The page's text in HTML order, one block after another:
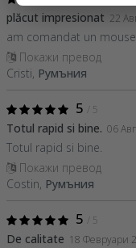
plăcut impresionat 22
am comandat un
Покажи превод
Cristi, Румъния
5 / 5
Totul rapid si bine. 06
Totul rapid si bine.
Покажи превод
Costin, Румъния
5 / 5
De calitate 18 Февруари